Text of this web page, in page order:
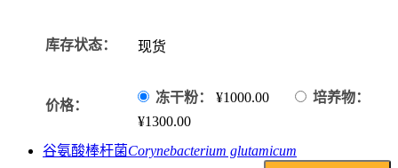
库存状态： 现货
价格：
冻干粉： ¥1000.00
培养物：
¥1300.00
谷氨酸棒杆菌Corynebacterium glutamicum